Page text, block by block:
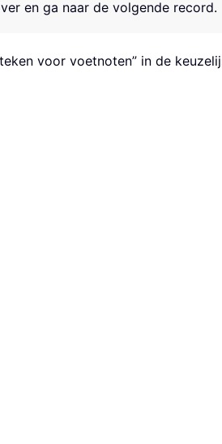
en ga naar de volgende record.
voor voetnoten” in de